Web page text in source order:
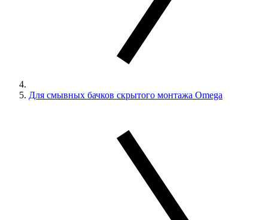
Для смывных бачков скрытого монтажа Omega